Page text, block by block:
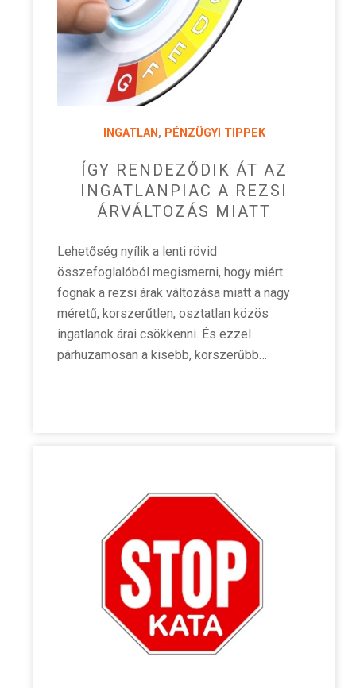
INGATLAN , PÉNZÜGYI TIPPEK
ÍGY RENDEZŐDIK ÁT AZ
INGATLANPIAC A REZSI
ÁRVÁLTOZÁS MIATT
Lehetőség nyílik a lenti rövid
összefoglalóból megismerni, hogy miért
fognak a rezsi árak változása miatt a nagy
méretű, korszerűtlen, osztatlan közös
ingatlanok árai csökkenni. És ezzel
párhuzamosan a kisebb, korszerűbb…